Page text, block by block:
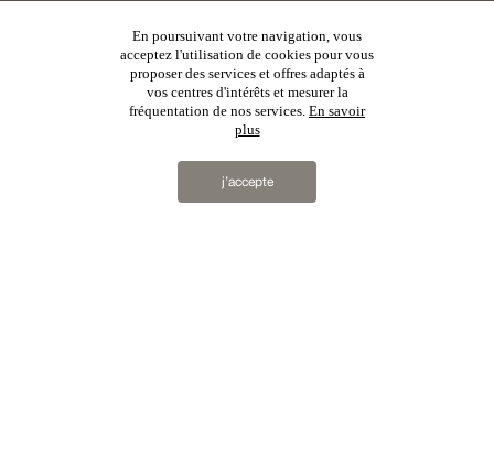
CHARTE RGPD
MENTIONS LÉGALES & CGU
Vous souhaitez recevoir nos lettres d'information ?
En poursuivant votre navigation, vous
acceptez l'utilisation de cookies pour vous
proposer des services et offres adaptés à
vos centres d'intérêts et mesurer la
fréquentation de nos services. En savoir
plus
j’accepte